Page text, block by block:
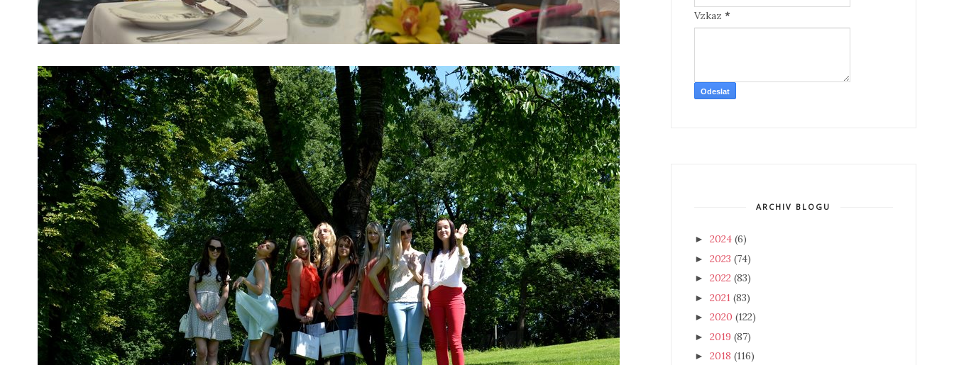
Vzkaz *
ARCHIV BLOGU
► 2024 (6)
► 2023 (74)
► 2022 (83)
► 2021 (83)
► 2020 (122)
► 2019 (87)
► 2018 (116)